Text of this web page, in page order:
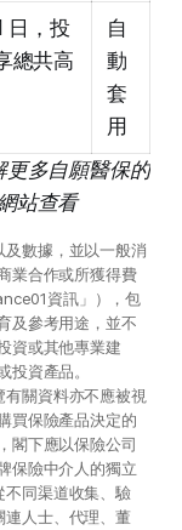
日，投
總共高
自
動
套
用
多自願醫保的
站查看
數據，並以一般消
業合作或所獲得費
資訊」），包
及參考用途，並不
資或其他專業建
資產品。
關資料亦不應被視
買保險產品決定的
閣下應以保險公司
保險中介人的獨立
同渠道收集、驗
人士、代理、董